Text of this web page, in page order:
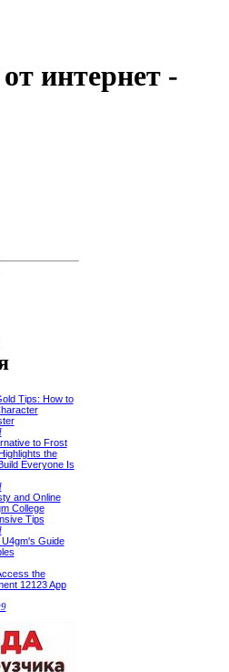
интернет -
Tips: How to
to Frost
the
Everyone Is
and Online
College
Tips
Guide
the
12123 App